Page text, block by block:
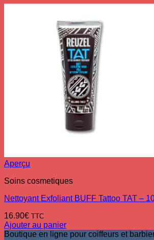
Aperçu
Soins cosmetiques
Nettoyant Exfoliant BUFF Tattoo TAT –
16.90€ TTC
Ajouter au panier
Boutique en ligne pour coiffeurs et